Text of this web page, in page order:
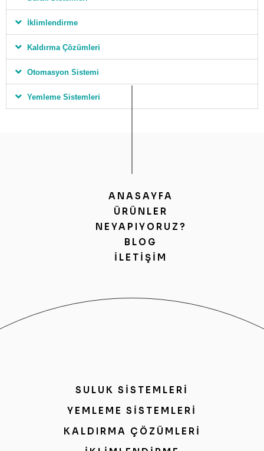
İklimlendirme
Kaldırma Çözümleri
Otomasyon Sistemi
Yemleme Sistemleri
ANASAYFA
ÜRÜNLER
NEYAPIYORUZ?
BLOG
İLETIŞIM
SULUK SİSTEMLERİ
YEMLEME SİSTEMLERİ
KALDIRMA ÇÖZÜMLERİ